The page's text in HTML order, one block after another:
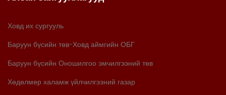
Ховд их сургууль
Баруун бүсийн төв-Ховд аймгийн ОБГ
Баруун бүсийн Оношилгоо эмчилгээний төв
Хөдөлмөр халамж үйлчилгээний газар